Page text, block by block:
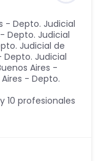
- Depto. Judicial
Depto. Judicial
Judicial de
Depto. Judicial
Aires -
- Depto.
10 profesionales